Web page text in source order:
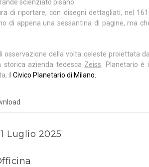
scienziato pisano.
di riportare, con disegni dettagliati, nel
di appena una sessantina di pagine, ma
osservazione della volta celeste proiettata
azienda tedesca Zeiss . Planetario
il Civico Planetario di Milano.
Luglio 2025